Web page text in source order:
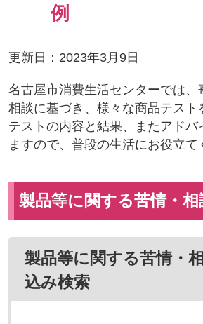
例
更新日：2023年3月9日
名古屋市消費生活センターでは、
相談に基づき、様々な商品テスト
テストの内容と結果、またアドバ
ますので、普段の生活にお役立て
製品等に関する苦情・
製品等に関する苦情・
込み検索